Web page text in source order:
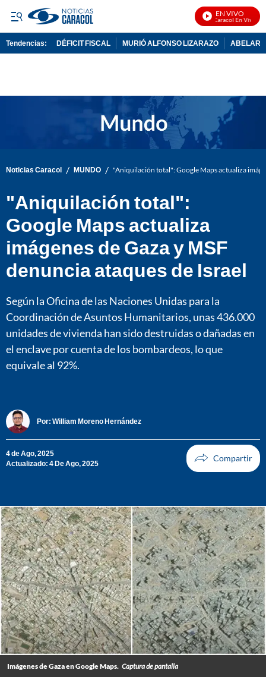
EN VIVO
Noticias Caracol En Vivo
Tendencias: DÉFICIT FISCAL MURIÓ ALFONSO LIZARAZO
Noticias Caracol / MUNDO / "Aniquilación total": Google Maps actualiza
"Aniquilación total":
Google Maps actualiza
imágenes de Gaza y MSF
denuncia ataques de Israel
Según la Oficina de las Naciones Unidas para la
Coordinación de Asuntos Humanitarios, unas 436.000
unidades de vivienda han sido destruidas o dañadas en
el enclave por cuenta de los bombardeos, lo que
equivale al 92%.
Por: William Moreno Hernández
4 de Ago, 2025
Actualizado: 4 De Ago, 2025
Imágenes de Gaza en Google Maps. Captura de pantalla